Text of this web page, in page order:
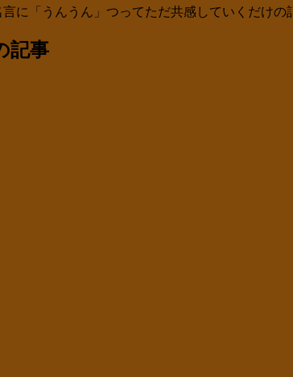
に「うんうん」つってただ共感していくだけの
記事